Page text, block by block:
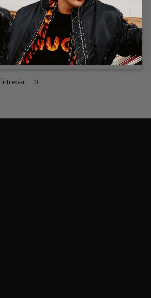
Scrie o recenzie
Pune o intrebare
Întrebări
autentificarea
contul dvs. pentru a adăuga
de dorințe și pentru a vizualiza